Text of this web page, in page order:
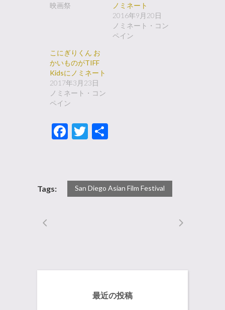
映画祭
ノミネート
2016年9月20日
ノミネート・コン
ペイン
こにぎりくん お
かいものがTIFF
Kidsにノミネート
2017年3月23日
ノミネート・コン
ペイン
Facebook
Twitter
Tags: San Diego Asian Film Festival
最近の投稿